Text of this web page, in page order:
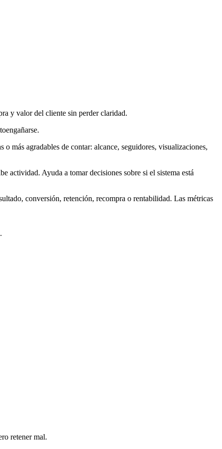
y valor del cliente sin perder claridad.
más agradables de contar: alcance, seguidores, visualizaciones,
Ayuda a tomar decisiones sobre si el sistema está
conversión, retención, recompra o rentabilidad. Las métricas
retener mal.